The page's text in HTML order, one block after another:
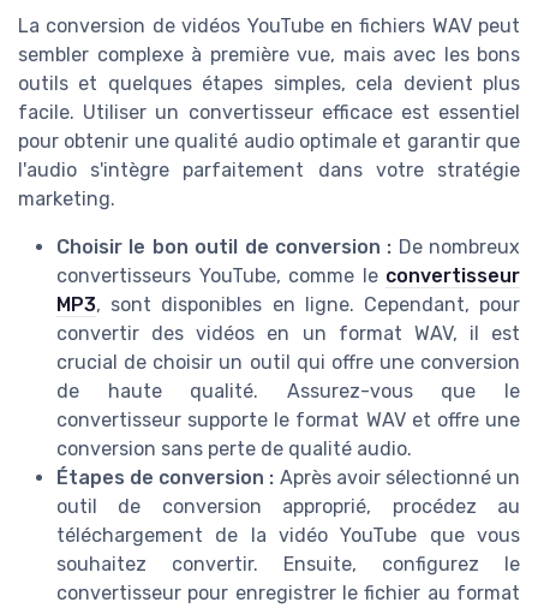
La conversion de vidéos YouTube en fichiers WAV peut
sembler complexe à première vue, mais avec les bons
outils et quelques étapes simples, cela devient plus
facile. Utiliser un convertisseur efficace est essentiel
pour obtenir une qualité audio optimale et garantir que
l'audio s'intègre parfaitement dans votre stratégie
marketing.
Choisir le bon outil de conversion : De nombreux
convertisseurs YouTube, comme le convertisseur
MP3, sont disponibles en ligne. Cependant, pour
convertir des vidéos en un format WAV, il est
crucial de choisir un outil qui offre une conversion
de haute qualité. Assurez-vous que le
convertisseur supporte le format WAV et offre une
conversion sans perte de qualité audio.
Étapes de conversion : Après avoir sélectionné un
outil de conversion approprié, procédez au
téléchargement de la vidéo YouTube que vous
souhaitez convertir. Ensuite, configurez le
convertisseur pour enregistrer le fichier au format